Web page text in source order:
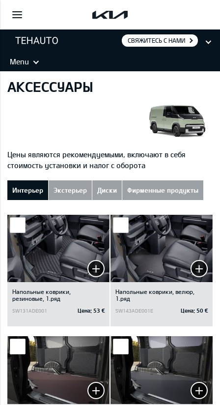
СВЯЖИТЕСЬ С НАМИ
Menu
АКСЕССУАРЫ
Цены являются рекомендуемыми, включают в себя
стоимость установки и налог с оборота
Интерьер Экстерьер Диски Фирменные продукты
Напольные коврики,
резиновые, 1.ряд
SW131ADE001 Цена: 53 €
Напольные коврики, велюр,
1.ряд
SW143ADE001E Цена: 50 €